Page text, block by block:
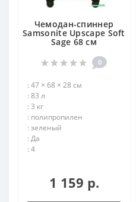
Чемодан-спиннер
Samsonite Upscape Soft
Sage 68 см
0
: 47 × 68 × 28 см
: 83 л
: 3 кг
: полипропилен
: зеленый
: Да
: 4
1 159 р.